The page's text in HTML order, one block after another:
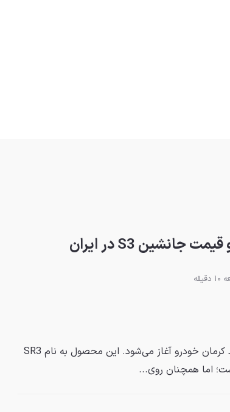
پیش‌فروش مدل جدید جک S3 به زودی توسط کرمان خودرو آغاز می‌شود. این محصول به نام SR3
اما همچنان روی...